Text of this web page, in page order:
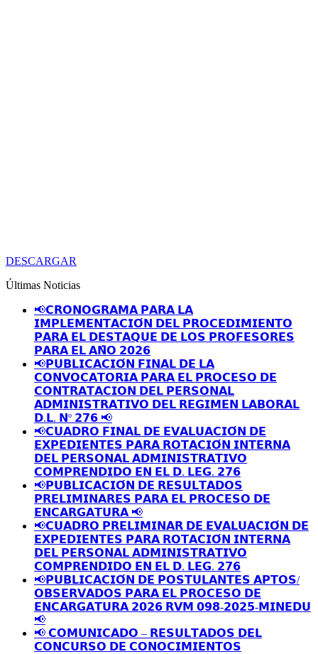
DESCARGAR
Últimas Noticias
📢𝗖𝗥𝗢𝗡𝗢𝗚𝗥𝗔𝗠𝗔 𝗣𝗔𝗥𝗔 𝗟𝗔
𝗜𝗠𝗣𝗟𝗘𝗠𝗘𝗡𝗧𝗔𝗖𝗜𝗢́𝗡 𝗗𝗘𝗟 𝗣𝗥𝗢𝗖𝗘𝗗𝗜𝗠𝗜𝗘𝗡𝗧𝗢
𝗣𝗔𝗥𝗔 𝗘𝗟 𝗗𝗘𝗦𝗧𝗔𝗤𝗨𝗘 𝗗𝗘 𝗟𝗢𝗦 𝗣𝗥𝗢𝗙𝗘𝗦𝗢𝗥𝗘𝗦
𝗣𝗔𝗥𝗔 𝗘𝗟 𝗔𝗡̃𝗢 𝟮𝟬𝟮𝟲
📢𝗣𝗨𝗕𝗟𝗜𝗖𝗔𝗖𝗜𝗢́𝗡 𝗙𝗜𝗡𝗔𝗟 𝗗𝗘 𝗟𝗔
𝗖𝗢𝗡𝗩𝗢𝗖𝗔𝗧𝗢𝗥𝗜𝗔 𝗣𝗔𝗥𝗔 𝗘𝗟 𝗣𝗥𝗢𝗖𝗘𝗦𝗢 𝗗𝗘
𝗖𝗢𝗡𝗧𝗥𝗔𝗧𝗔𝗖𝗜𝗢𝗡 𝗗𝗘𝗟 𝗣𝗘𝗥𝗦𝗢𝗡𝗔𝗟
𝗔𝗗𝗠𝗜𝗡𝗜𝗦𝗧𝗥𝗔𝗧𝗜𝗩𝗢 𝗗𝗘𝗟 𝗥𝗘𝗚𝗜𝗠𝗘𝗡 𝗟𝗔𝗕𝗢𝗥𝗔𝗟
𝗗.𝗟. 𝗡º 𝟮𝟳𝟲 📢
📢𝗖𝗨𝗔𝗗𝗥𝗢 𝗙𝗜𝗡𝗔𝗟 𝗗𝗘 𝗘𝗩𝗔𝗟𝗨𝗔𝗖𝗜𝗢́𝗡 𝗗𝗘
𝗘𝗫𝗣𝗘𝗗𝗜𝗘𝗡𝗧𝗘𝗦 𝗣𝗔𝗥𝗔 𝗥𝗢𝗧𝗔𝗖𝗜𝗢́𝗡 𝗜𝗡𝗧𝗘𝗥𝗡𝗔
𝗗𝗘𝗟 𝗣𝗘𝗥𝗦𝗢𝗡𝗔𝗟 𝗔𝗗𝗠𝗜𝗡𝗜𝗦𝗧𝗥𝗔𝗧𝗜𝗩𝗢
𝗖𝗢𝗠𝗣𝗥𝗘𝗡𝗗𝗜𝗗𝗢 𝗘𝗡 𝗘𝗟 𝗗. 𝗟𝗘𝗚. 𝟮𝟳𝟲
📢𝗣𝗨𝗕𝗟𝗜𝗖𝗔𝗖𝗜𝗢́𝗡 𝗗𝗘 𝗥𝗘𝗦𝗨𝗟𝗧𝗔𝗗𝗢𝗦
𝗣𝗥𝗘𝗟𝗜𝗠𝗜𝗡𝗔𝗥𝗘𝗦 𝗣𝗔𝗥𝗔 𝗘𝗟 𝗣𝗥𝗢𝗖𝗘𝗦𝗢 𝗗𝗘
𝗘𝗡𝗖𝗔𝗥𝗚𝗔𝗧𝗨𝗥𝗔 📢
📢𝗖𝗨𝗔𝗗𝗥𝗢 𝗣𝗥𝗘𝗟𝗜𝗠𝗜𝗡𝗔𝗥 𝗗𝗘 𝗘𝗩𝗔𝗟𝗨𝗔𝗖𝗜𝗢́𝗡 𝗗𝗘
𝗘𝗫𝗣𝗘𝗗𝗜𝗘𝗡𝗧𝗘𝗦 𝗣𝗔𝗥𝗔 𝗥𝗢𝗧𝗔𝗖𝗜𝗢́𝗡 𝗜𝗡𝗧𝗘𝗥𝗡𝗔
𝗗𝗘𝗟 𝗣𝗘𝗥𝗦𝗢𝗡𝗔𝗟 𝗔𝗗𝗠𝗜𝗡𝗜𝗦𝗧𝗥𝗔𝗧𝗜𝗩𝗢
𝗖𝗢𝗠𝗣𝗥𝗘𝗡𝗗𝗜𝗗𝗢 𝗘𝗡 𝗘𝗟 𝗗. 𝗟𝗘𝗚. 𝟮𝟳𝟲
📢𝗣𝗨𝗕𝗟𝗜𝗖𝗔𝗖𝗜𝗢́𝗡 𝗗𝗘 𝗣𝗢𝗦𝗧𝗨𝗟𝗔𝗡𝗧𝗘𝗦 𝗔𝗣𝗧𝗢𝗦/
𝗢𝗕𝗦𝗘𝗥𝗩𝗔𝗗𝗢𝗦 𝗣𝗔𝗥𝗔 𝗘𝗟 𝗣𝗥𝗢𝗖𝗘𝗦𝗢 𝗗𝗘
𝗘𝗡𝗖𝗔𝗥𝗚𝗔𝗧𝗨𝗥𝗔 𝟮𝟬𝟮𝟲 𝗥𝗩𝗠 𝟬𝟵𝟴-𝟮𝟬𝟮𝟱-𝗠𝗜𝗡𝗘𝗗𝗨
📢
📢 𝗖𝗢𝗠𝗨𝗡𝗜𝗖𝗔𝗗𝗢 – 𝗥𝗘𝗦𝗨𝗟𝗧𝗔𝗗𝗢𝗦 𝗗𝗘𝗟
𝗖𝗢𝗡𝗖𝗨𝗥𝗦𝗢 𝗗𝗘 𝗖𝗢𝗡𝗢𝗖𝗜𝗠𝗜𝗘𝗡𝗧𝗢𝗦